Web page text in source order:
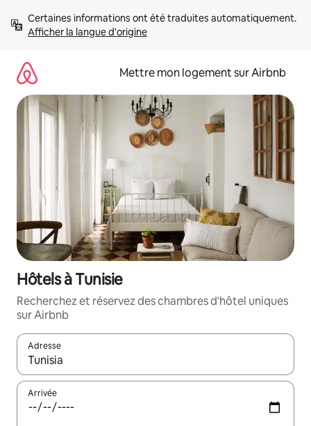
directement
Afficher la langue d'origine
Mettre mon logement sur Airbnb
Hôtels à Tunisie
Recherchez et réservez des chambres d'hôtel uniques
sur Airbnb
Adresse
Lorsque les résultats s'affichent, utilisez les flèches vers le
Arrivée